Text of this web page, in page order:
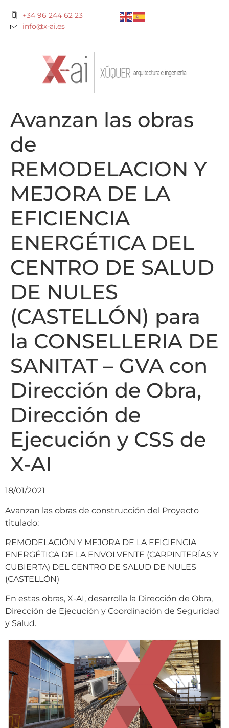
+34 96 244 62 23
info@x-ai.es
Avanzan las obras
de
REMODELACION Y
MEJORA DE LA
EFICIENCIA
ENERGÉTICA DEL
CENTRO DE SALUD
DE NULES
(CASTELLÓN) para
la CONSELLERIA DE
SANITAT – GVA con
Dirección de Obra,
Dirección de
Ejecución y CSS de
X-AI
18/01/2021
Avanzan las obras de construcción del Proyecto
titulado:
REMODELACIÓN Y MEJORA DE LA EFICIENCIA
ENERGÉTICA DE LA ENVOLVENTE (CARPINTERÍAS Y
CUBIERTA) DEL CENTRO DE SALUD DE NULES
(CASTELLÓN)
En estas obras, X-AI, desarrolla la Dirección de Obra,
Dirección de Ejecución y Coordinación de Seguridad
y Salud.